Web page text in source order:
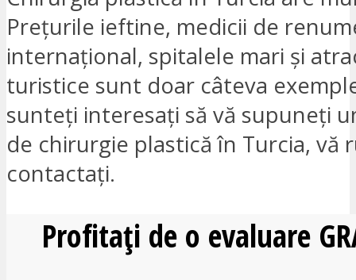
Prețurile ieftine, medicii de
internațional, spitalele mari și
turistice sunt doar câteva
sunteți interesați să vă supuneți
de chirurgie plastică în Turcia, vă
contactați.
Profitați de o evaluare